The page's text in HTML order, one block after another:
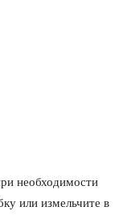
необходимости
или измельчите в